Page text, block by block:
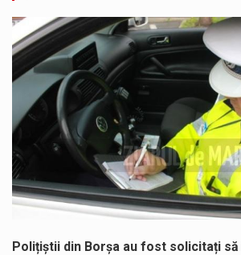
Polițiștii din Borșa au fost solicitați